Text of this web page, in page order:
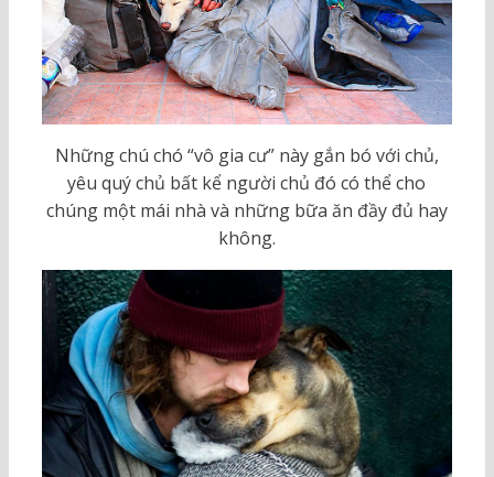
Những chú chó “vô gia cư” này gắn bó với chủ,
yêu quý chủ bất kể người chủ đó có thể cho
chúng một mái nhà và những bữa ăn đầy đủ hay
không.